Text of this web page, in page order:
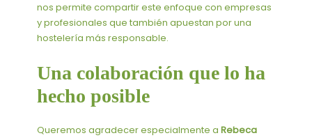
nos permite compartir este enfoque con empresas
y profesionales que también apuestan por una
hostelería más responsable.
Una colaboración que lo ha
hecho posible
Queremos agradecer especialmente a Rebeca